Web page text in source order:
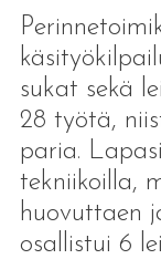
sukat sekä
28 työtä,
paria.
tekniikoilla,
huovuttaen
osallistui 6